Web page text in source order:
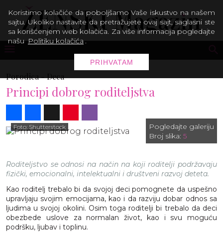
Porodica -Deca
Principi dobrog roditeljstva
Foto: Shutterstock
Pogledajte galeriju
Broj slika: 5
Roditeljstvo se odnosi na način na koji roditelji podržavaju
fizički, emocionalni, intelektualni i društveni razvoj deteta.
Kao roditelj trebalo bi da svojoj deci pomognete da uspešno
upravljaju svojim emocijama, kao i da razviju dobar odnos sa
ljudima u svojoj okolini. Osim toga roditelji bi trebalo da deci
obezbede uslove za normalan život, kao i svu moguću
podršku, ljubav i toplinu.
Koristimo kolačiće da poboljšamo Vaše iskustvo na našem
sajtu. Ukoliko nastavite da pretražujete ovaj sajt, saglasni ste
sa korišćenjem web kolačića. Za više informacija pogledajte
našu Politiku kolačića .
PRIHVATAM